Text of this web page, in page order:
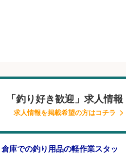
「釣り好き歓迎」求人情報
求人情報を掲載希望の方はコチラ
倉庫での釣り用品の軽作業スタッ